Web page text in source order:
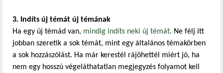
3. Indíts új témát új témának
Ha egy új témád van, mindig indíts neki új témát. Ne félj itt
jobban szeretik a sok témát, mint egy általános témakörben
a sok hozzászólást. Ha már kerestél rájöhettél miért jó, ha
nem egy hosszú végeláthatatlan megjegyzés folyamot kell